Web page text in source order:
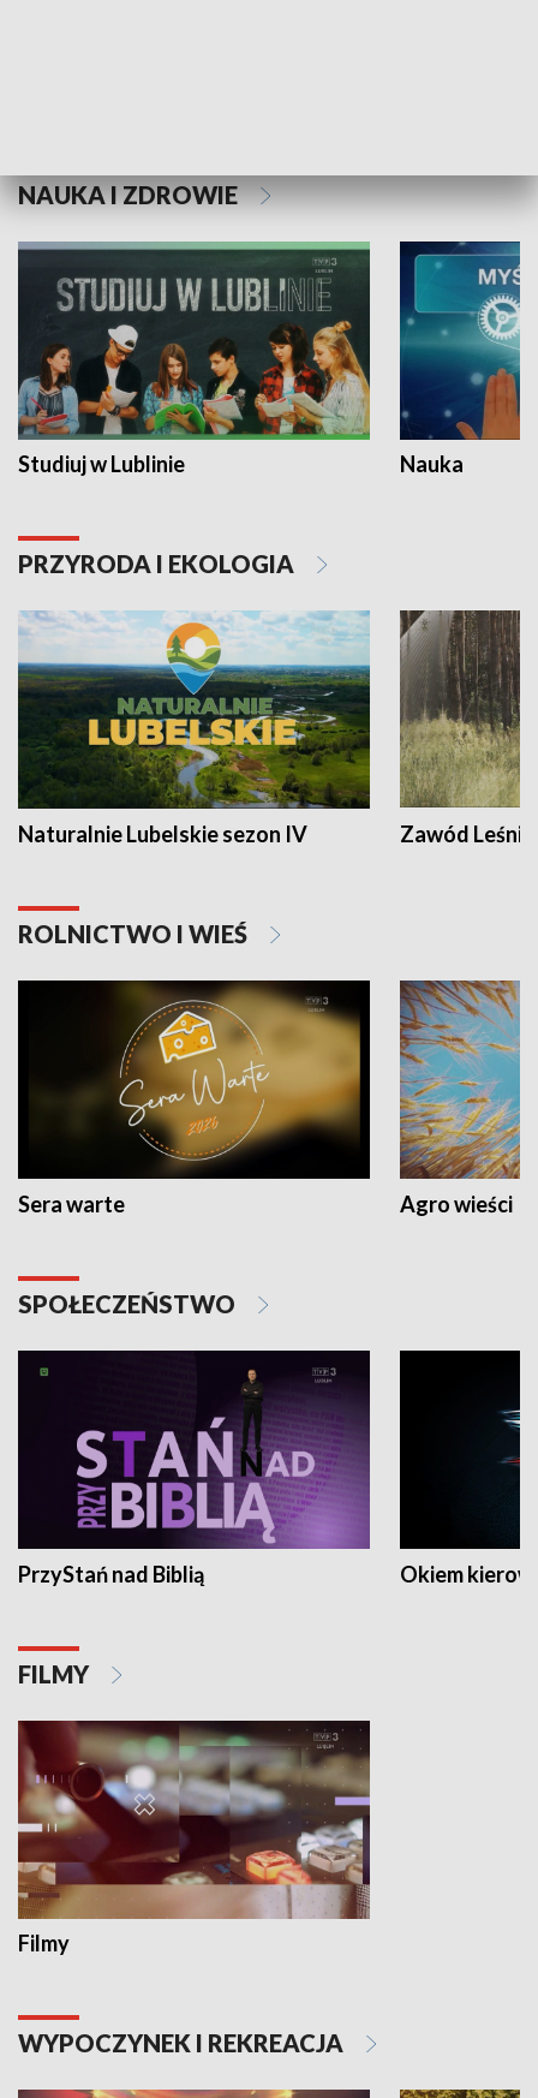
NAUKA I ZDROWIE
Studiuj w Lublinie Nauka
PRZYRODA I EKOLOGIA
Naturalnie Lubelskie sezon IV Zawód Leśnik
ROLNICTWO I WIEŚ
Sera warte Agro wieści
SPOŁECZEŃSTWO
PrzyStań nad Biblią Okiem
FILMY
Filmy
WYPOCZYNEK I REKREACJA